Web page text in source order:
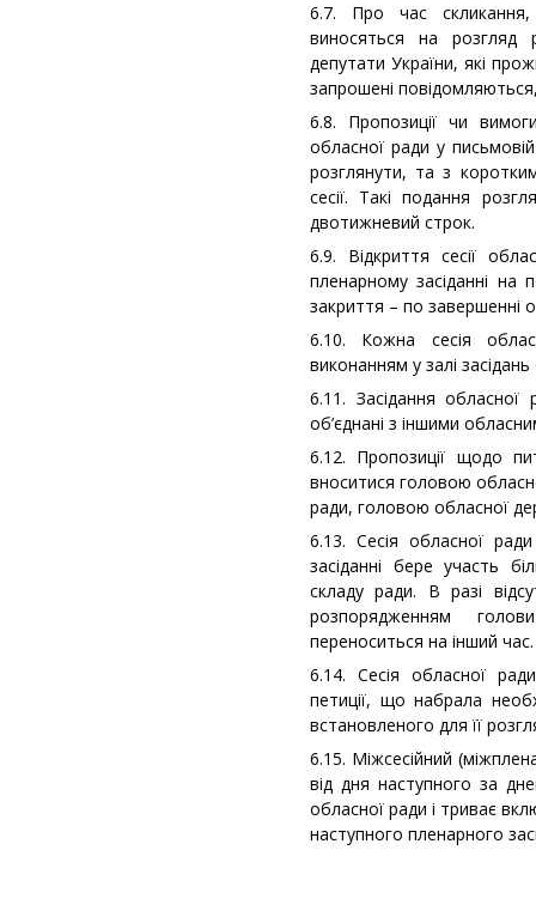
6.7. Про час
виносяться на розгляд
депутати України, які
запрошені
6.8. Пропозиції чи
обласної ради у
розглянути, та з
сесії. Такі подання
двотижневий строк.
6.9. Відкриття сесії
пленарному засіданні на
закриття – по завершенні
6.10. Кожна сесія
виконанням у залі
6.11. Засідання
об’єднані з іншими
6.12. Пропозиції щодо
вноситися головою
ради, головою обласної
6.13. Сесія обласної
засіданні бере участь
складу ради. В разі
розпорядженням
переноситься на інший час.
6.14. Сесія обласної
петиції, що набрала
встановленого для її
6.15. Міжсесійний
від дня наступного за
обласної ради і триває
наступного пленарного